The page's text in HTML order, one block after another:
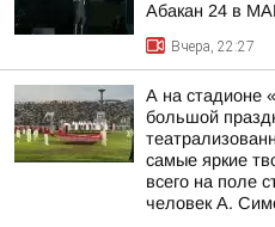
Абакан 24 в
Вчера, 22:27
А на стадионе
большой
самые яркие
всего на поле
человек А.